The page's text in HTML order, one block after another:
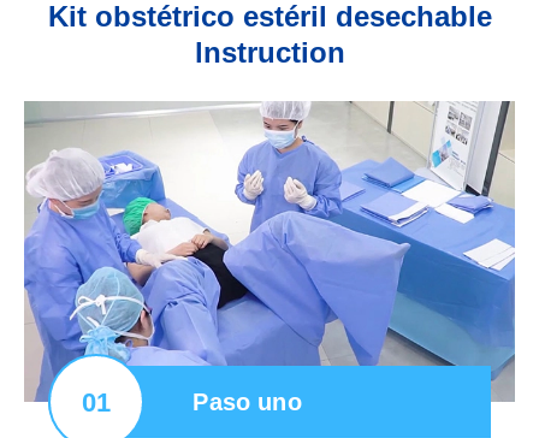
Kit obstétrico estéril desechable
lnstruction
01 Paso uno